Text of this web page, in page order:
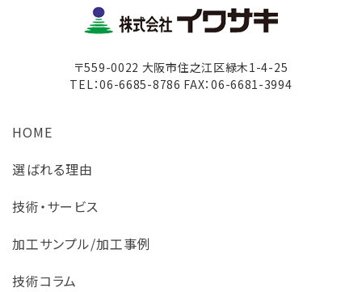
〒559-0022 大阪市住之江区緑木1-4-25
TEL：06-6685-8786 FAX：06-6681-3994
HOME
選ばれる理由
技術・サービス
加工サンプル/加工事例
技術コラム